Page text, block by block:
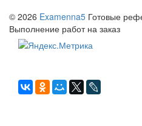
© 2026 Examenna5 Готовые
Выполнение работ на заказ